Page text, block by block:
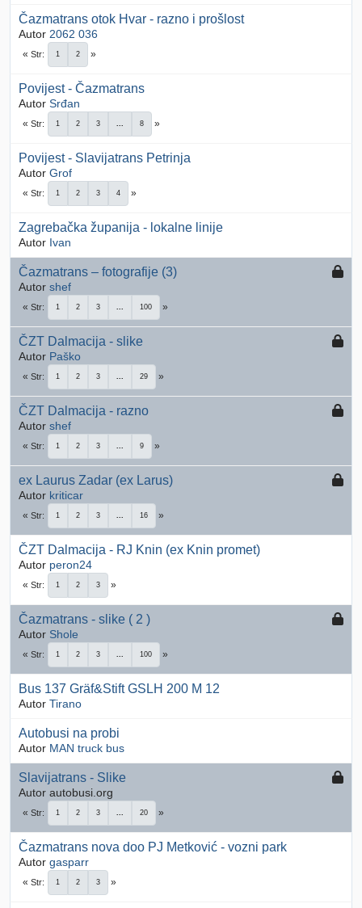
Čazmatrans otok Hvar - razno i prošlost
Autor 2062 036
Str 1 2
Povijest - Čazmatrans
Autor Srđan
Str 1 2 3 ... 8
Povijest - Slavijatrans Petrinja
Autor Grof
Str 1 2 3 4
Zagrebačka županija - lokalne linije
Autor Ivan
Čazmatrans – fotografije (3)
Autor shef
Str 1 2 3 ... 100
ČZT Dalmacija - slike
Autor Paško
Str 1 2 3 ... 29
ČZT Dalmacija - razno
Autor shef
Str 1 2 3 ... 9
ex Laurus Zadar (ex Larus)
Autor kriticar
Str 1 2 3 ... 16
ČZT Dalmacija - RJ Knin (ex Knin promet)
Autor peron24
Str 1 2 3
Čazmatrans - slike ( 2 )
Autor Shole
Str 1 2 3 ... 100
Bus 137 Gräf&Stift GSLH 200 M 12
Autor Tirano
Autobusi na probi
Autor MAN truck bus
Slavijatrans - Slike
Autor autobusi.org
Str 1 2 3 ... 20
Čazmatrans nova doo PJ Metković - vozni park
Autor gasparr
Str 1 2 3